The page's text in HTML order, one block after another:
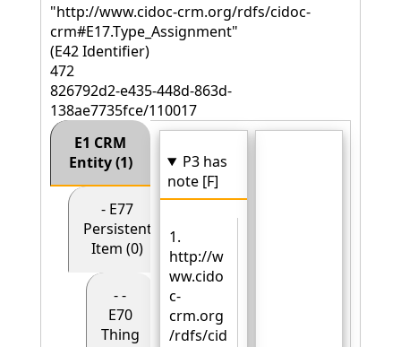
"http://www.cidoc-crm.org/rdfs/cidoc-
crm#E17.Type_Assignment"
(E42 Identifier)
472
826792d2-e435-448d-863d-
138ae7735fce/110017
E1 CRM
Entity (1)
- E77
Persistent
Item (0)
- -
E70
Thing
P3 has
note [F]
1.
http://w
ww.cido
c-
crm.org
/rdfs/cid